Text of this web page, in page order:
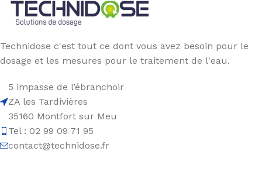
Technidose c'est tout ce dont vous avez besoin pour le
dosage et les mesures pour le traitement de l'eau.
5 impasse de l’ébranchoir
ZA les Tardivières
35160 Montfort sur Meu
Tel : 02 99 09 71 95
contact@technidose.fr